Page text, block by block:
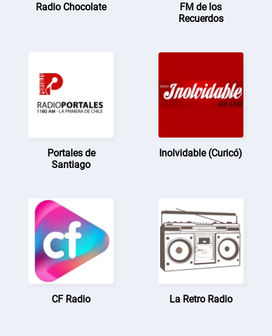
Radio Chocolate
FM de los
Recuerdos
Portales de
Santiago
Inolvidable (Curicó)
CF Radio La Retro Radio